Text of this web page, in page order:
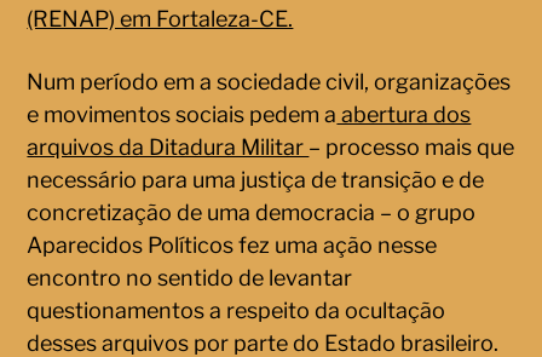
(RENAP) em Fortaleza-CE.
Num período em a sociedade civil, organizações
e movimentos sociais pedem a abertura dos
arquivos da Ditadura Militar – processo mais que
necessário para uma justiça de transição e de
concretização de uma democracia – o grupo
Aparecidos Políticos fez uma ação nesse
encontro no sentido de levantar
questionamentos a respeito da ocultação
desses arquivos por parte do Estado brasileiro.